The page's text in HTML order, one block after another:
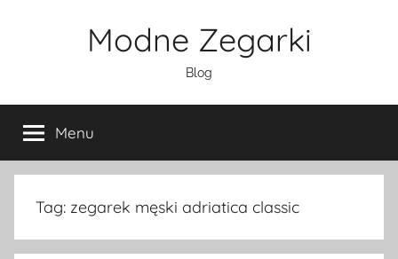
Modne Zegarki
Blog
Menu
Tag: zegarek męski adriatica classic